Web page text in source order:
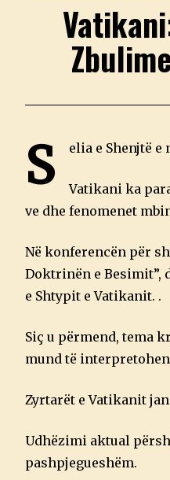
S elia e Shenjtë e
Vatikani ka
ve dhe fenomenet
Në konferencën për
Doktrinën e Besimit”,
e Shtypit e Vatikanit. .
Siç u përmend, tema
mund të
Zyrtarët e Vatikanit
Udhëzimi aktual
pashpjegueshëm.